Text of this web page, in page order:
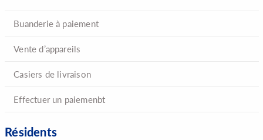
Buanderie à paiement
Vente d’appareils
Casiers de livraison
Effectuer un paiemenbt
Résidents